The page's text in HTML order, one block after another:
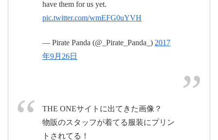
26日
2017年9月26日
26日
2017年9
月26日
have them for us yet.
pic.twitter.com/wmEFG0uYVH
— Pirate Panda (@_Pirate_Panda_) 2017
年9月26日
THE ONEサイトに出てきた画像？
物販のスタッフが着てる服装にプリン
トされてる！